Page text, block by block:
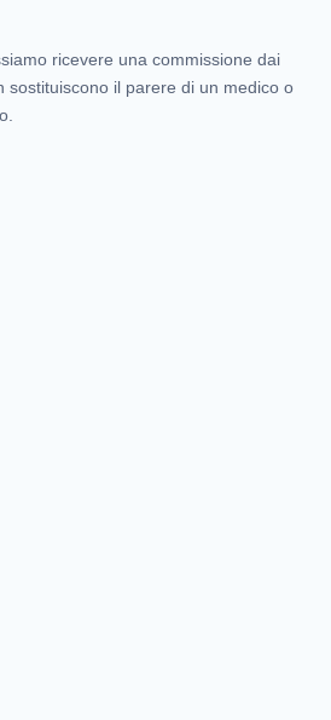
ricevere una commissione dai
sostituiscono il parere di un medico o